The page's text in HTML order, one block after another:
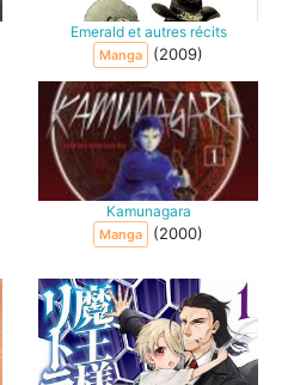
Emerald et autres récits
Manga (2009)
Kamunagara
Manga (2000)